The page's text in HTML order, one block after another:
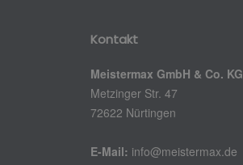
Kontakt
Meistermax GmbH & Co. KG
Metzinger Str. 47
72622 Nürtingen
E-Mail: info@meistermax.de